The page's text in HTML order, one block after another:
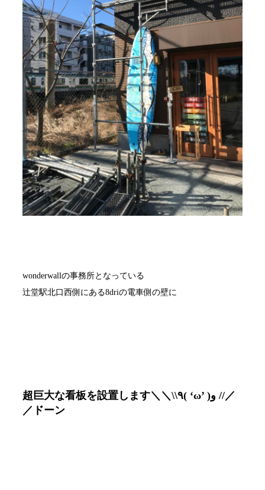
wonderwallの事務所となっている
辻堂駅北口西側にある8driの電車側の壁に
超巨大な看板を設置します＼＼\\٩( ‘ω’ )و //／
／ドーン